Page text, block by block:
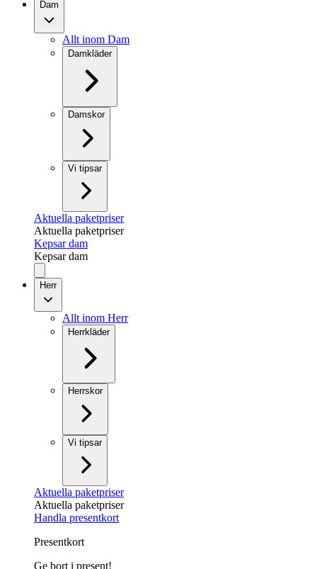
Dam
Allt inom Dam
Damkläder
Damskor
Vi tipsar
Aktuella paketpriser
Aktuella paketpriser
Kepsar dam
Kepsar dam
Herr
Allt inom Herr
Herrkläder
Herrskor
Vi tipsar
Aktuella paketpriser
Aktuella paketpriser
Handla presentkort
Presentkort
Ge bort i present!